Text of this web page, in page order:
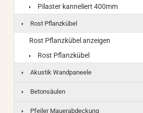
Pilaster kanneliert 400mm
Rost Pflanzkübel
Rost Pflanzkübel anzeigen
Rost Pflanzkübel
Akustik Wandpaneele
Betonsäulen
Pfeiler Mauerabdeckung